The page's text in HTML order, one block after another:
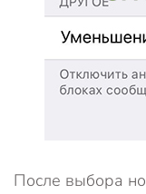
После выбора